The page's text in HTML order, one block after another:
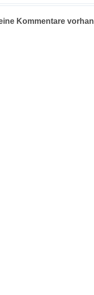
Kommentare